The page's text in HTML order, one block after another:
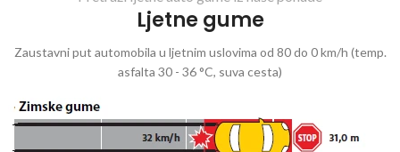
Ljetne gume
Zaustavni put automobila u ljetnim uslovima od 80 do 0 km/h (temp.
asfalta 30 - 36 °C, suva cesta)